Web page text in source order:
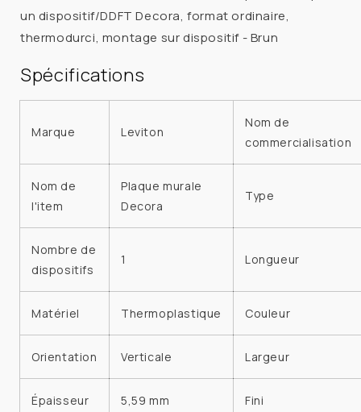
un dispositif/DDFT Decora, format ordinaire,
thermodurci, montage sur dispositif - Brun
Spécifications
Marque Leviton
Nom de
commercialisation
Nom de
l'item
Plaque murale
Decora
Type
Nombre de
dispositifs
1 Longueur
Matériel Thermoplastique Couleur
Orientation Verticale Largeur
Épaisseur 5,59 mm Fini